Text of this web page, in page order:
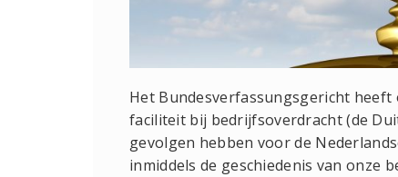
Het Bundesverfassungsgericht
faciliteit bij bedrijfsoverdracht (de
gevolgen hebben voor de
inmiddels de geschiedenis van onze